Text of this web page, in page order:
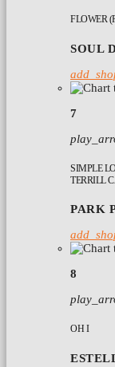
FLOWER
SOUL
7
SIMPLE
TERRILL
PARK
8
OH I